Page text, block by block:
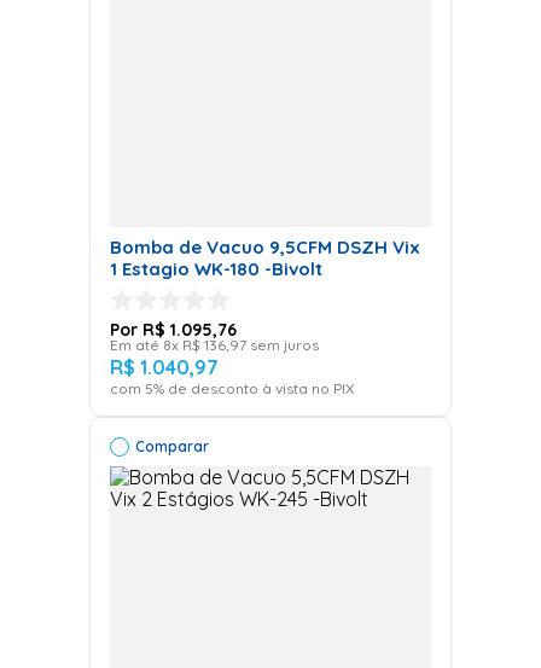
Bomba de Vacuo 9,5CFM DSZH Vix
1 Estagio WK-180 -Bivolt
R$ 1.095,76
Em até8x R$ 136 97 sem juros
R$ 1.040,97
com 5% de desconto à vista no PIX
Comparar